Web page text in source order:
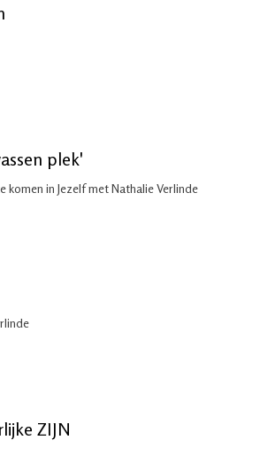
plek'
in Jezelf met Nathalie Verlinde
ZIJN